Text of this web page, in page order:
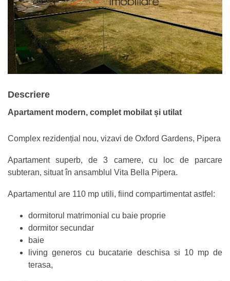
Descriere
Apartament modern, complet mobilat și utilat
Complex rezidențial nou, vizavi de Oxford Gardens, Pipera
Apartament superb, de 3 camere, cu loc de parcare
subteran, situat în ansamblul Vita Bella Pipera.
Apartamentul are 110 mp utili, fiind compartimentat astfel:
dormitorul matrimonial cu baie proprie
dormitor secundar
baie
living generos cu bucatarie deschisa si 10 mp de
terasa,